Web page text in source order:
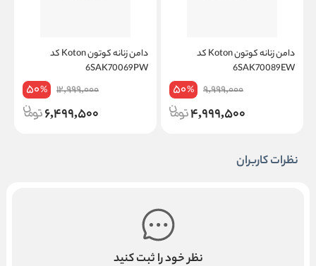
دامن زنانه کوتون Koton کد
6SAK70089EW
9,999,000
50%
4,999,500
دامن زنانه کوتون Koton کد
6SAK70069PW
12,999,000
50%
6,499,500
نظرات کاربران
نظر خود را ثبت کنید